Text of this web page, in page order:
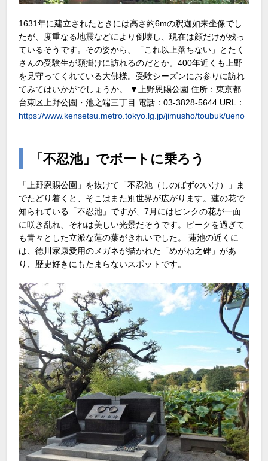
1631年に建立されたときには高さ約6mの釈迦如来坐像でし
たが、度重なる地震などにより倒壊し、現在は顔だけが残っ
ているそうです。その姿から、「これ以上落ちない」とたく
さんの受験生が願掛けに訪れるのだとか。400年近くも上野
を見守ってくれている大佛様。受験シーズンにお参りに訪れ
てみてはいかがでしょうか。 ▼上野恩賜公園 住所：東京都
台東区上野公園・池之端三丁目 電話：03-3828-5644 URL：
https://www.kensetsu.metro.tokyo.lg.jp/jimusho/toubuk/ueno
「不忍池」でボートに乗ろう
「上野恩賜公園」を抜けて「不忍池（しのばずのいけ）」ま
でたどり着くと、そこはまた別世界が広がります。蓮の花で
知られている「不忍池」ですが、7月にはピンクの花が一面
に咲き乱れ、それは美しい光景だそうです。ピークを過ぎて
も青々とした立派な蓮の葉がきれいでした。 蓮池の近くに
は、徳川家康愛用のメガネが描かれた「めがね之碑」があ
り、歴史好きにもたまらないスポットです。